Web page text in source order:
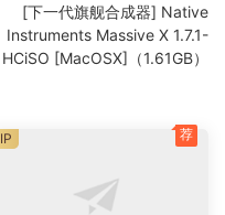
等技术，并通过强大的滤
而创造出丰富而复杂的音
，让您可以更轻松地控制
功能在软合成器中很少
的速度和灵活性，实现精
[下一代旗舰合成器] Native
Instruments Massive X 1.7.1-
HCiSO [MacOSX]（1.61GB）
荐